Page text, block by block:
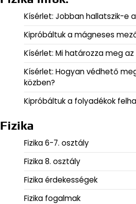
Kísérlet: Jobban hallatszik-e
Kipróbáltuk a mágneses
Kísérlet: Mi határozza meg
Kísérlet: Hogyan védhető
közben?
Kipróbáltuk a folyadékok
Fizika
Fizika 6-7. osztály
Fizika 8. osztály
Fizika érdekességek
Fizika fogalmak